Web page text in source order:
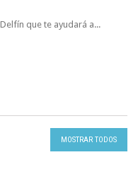
que te ayudará a...
MOSTRAR TODOS